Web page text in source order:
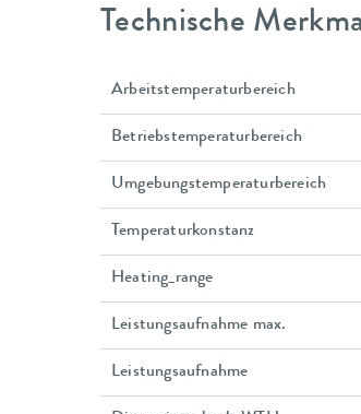
Technische
Arbeitstemperaturbereich
Betriebstemperaturbereich
Umgebungstemperaturbereich
Temperaturkonstanz
Heating_range
Leistungsaufnahme max.
Leistungsaufnahme